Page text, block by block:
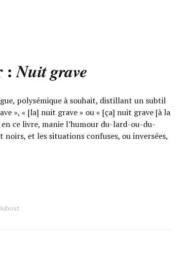
:Nuit grave
polysémique à souhait, distillant un subtil
», « [la] nuit grave » ou « [ça] nuit grave [à la
ce livre, manie l’humour du-lard-ou-du-
et les situations confuses, ou inversées,